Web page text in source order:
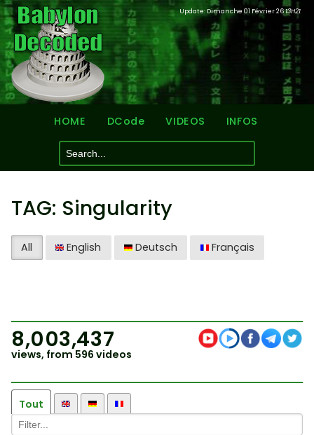
Update: Dimanche 01 Février 2613H21
HOME DCode VIDEOS INFOS
TAG: Singularity
All English Deutsch Français
8,003,437
views, from 596 videos
Tout